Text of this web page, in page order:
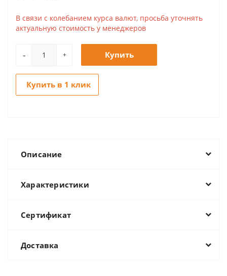
В связи с колебанием курса валют, просьба уточнять
актуальную стоимость у менеджеров
+
- Купить
Купить в 1 клик
Описание
Характеристики
Сертификат
Доставка